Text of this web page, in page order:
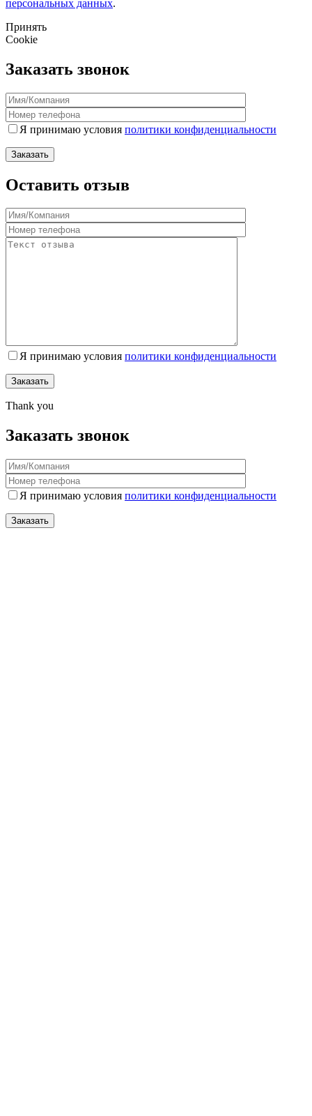
персональных данных.
Принять
Cookie
Заказать звонок
Я принимаю условия политики конфиденциальности
Оставить отзыв
Я принимаю условия политики конфиденциальности
Thank you
Заказать звонок
Я принимаю условия политики конфиденциальности